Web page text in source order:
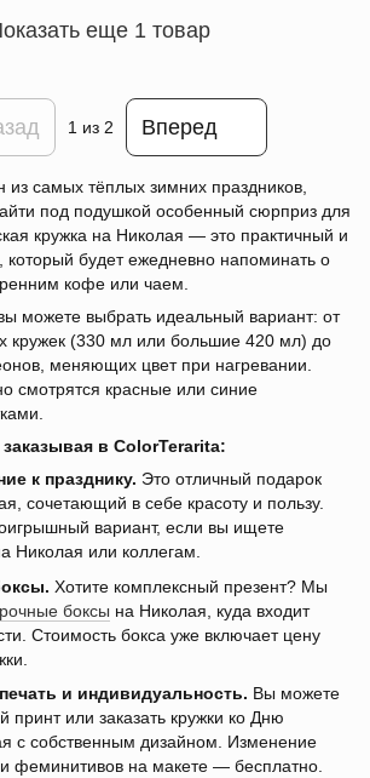
еще 1 товар
1из 2 Вперед
из самых тёплых зимних праздников,
под подушкой особенный сюрприз для
кружка на Николая — это практичный и
будет ежедневно напоминать о
кофе или чаем.
можете выбрать идеальный вариант: от
кружек (330 мл или большие 420 мл) до
меняющих цвет при нагревании.
смотрятся красные или синие
в ColorTerarita:
к празднику. Это отличный подарок
сочетающий в себе красоту и пользу.
вариант, если вы ищете
Николая или коллегам.
Хотите комплексный презент? Мы
боксы на Николая, куда входит
Стоимость бокса уже включает цену
и индивидуальность. Вы можете
принт или заказать кружки ко Дню
с собственным дизайном. Изменение
феминитивов на макете — бесплатно.